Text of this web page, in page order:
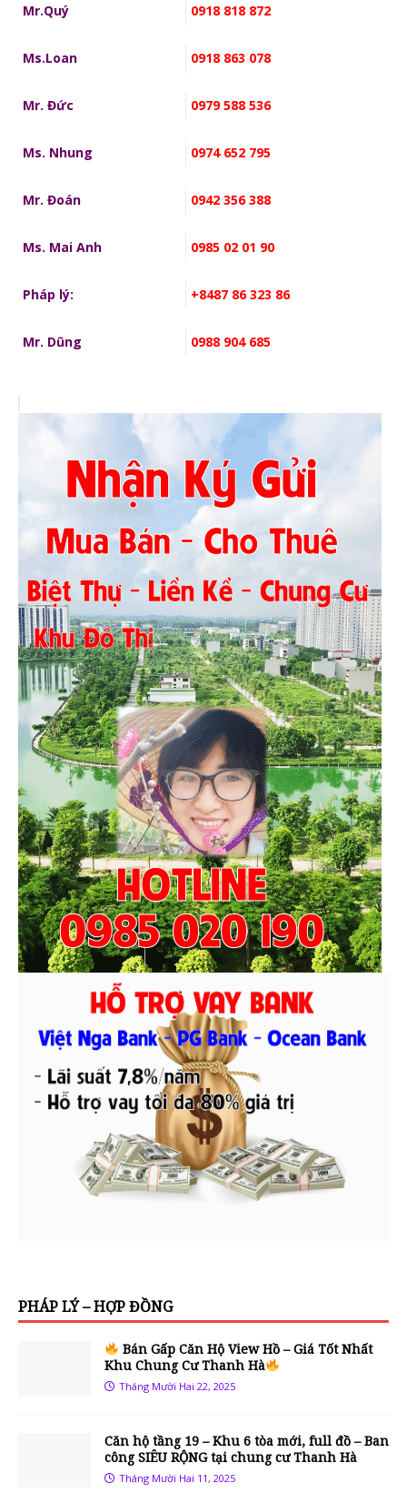
Mr.Quý 0918 818 872
Ms.Loan 0918 863 078
Mr. Đức 0979 588 536
Ms. Nhung 0974 652 795
Mr. Đoán 0942 356 388
Ms. Mai Anh 0985 02 01 90
Pháp lý: +8487 86 323 86
Mr. Dũng 0988 904 685
PHÁP LÝ – HỢP ĐỒNG
Bán Gấp Căn Hộ View Hồ – Giá Tốt Nhất
Khu Chung Cư Thanh Hà
Tháng Mười Hai 22, 2025
Căn hộ tầng 19 – Khu 6 tòa mới, full đồ – Ban
công SIÊU RỘNG tại chung cư Thanh Hà
Tháng Mười Hai 11, 2025